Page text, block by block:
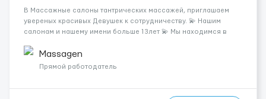
В Массажные салоны тантрических массажей, приглашаем
увереных красивых Девушек к сотрудничеству. 💫 Нашим
салонам и нашему имени больше 13лет 💫 Мы находимся в
заработная плата 💚Мы гарантируем Наличие работы. Поток 💝
incall / Out...
Massagen
Прямой работодатель